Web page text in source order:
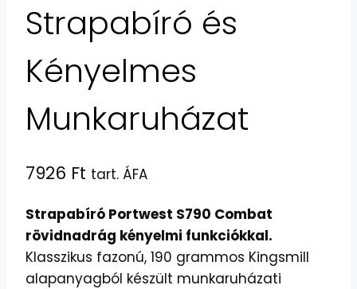
Strapabíró és
Kényelmes
Munkaruházat
7926 Ft tart. ÁFA
Strapabíró Portwest S790 Combat
rövidnadrág kényelmi funkciókkal.
Klasszikus fazonú, 190 grammos Kingsmill
alapanyagból készült munkaruházati